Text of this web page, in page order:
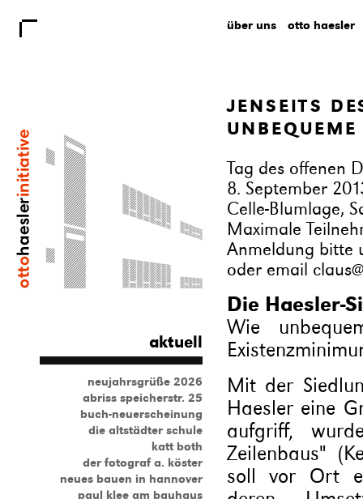
aktuell
neujahrsgrüße 2026
abriss speicherstr. 25
buch-neuerscheinung
die altstädter schule
katt both
der fotograf a. köster
neues bauen in hannover
paul klee am bauhaus
über uns otto haesler
JENSEITS
Tag des offenen
8. September
Celle-Blumlage,
Maximale
Anmeldung bitte
oder email
Die Haesler-
Wie
Mit der
Haesler eine
aufgriff,
Zeilenbaus"
soll vor Ort